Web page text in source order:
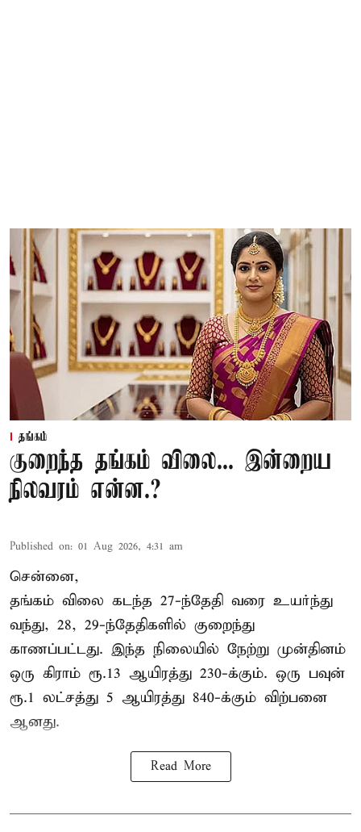
தங்கம்
குறைந்த தங்கம் விலை... இன்றைய
நிலவரம் என்ன.?
Published on: 01 Aug 2026, 4:31 am
சென்னை,
தங்கம் விலை கடந்த 27-ந்தேதி வரை உயர்ந்து
வந்து, 28, 29-ந்தேதிகளில் குறைந்து
காணப்பட்டது. இந்த நிலையில் நேற்று முன்தினம்
ஒரு கிராம் ரூ.13 ஆயிரத்து 230-க்கும். ஒரு பவுன்
ரூ.1 லட்சத்து 5 ஆயிரத்து 840-க்கும் விற்பனை
ஆனது.
Read More